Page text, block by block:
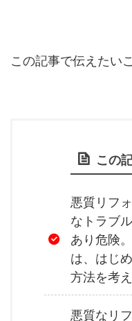
この記事で伝えたい
この
悪質リフ
なトラブ
あり危険
は、はじ
方法を考
悪質なリ